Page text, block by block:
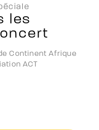
les
Continent Afrique
ACT